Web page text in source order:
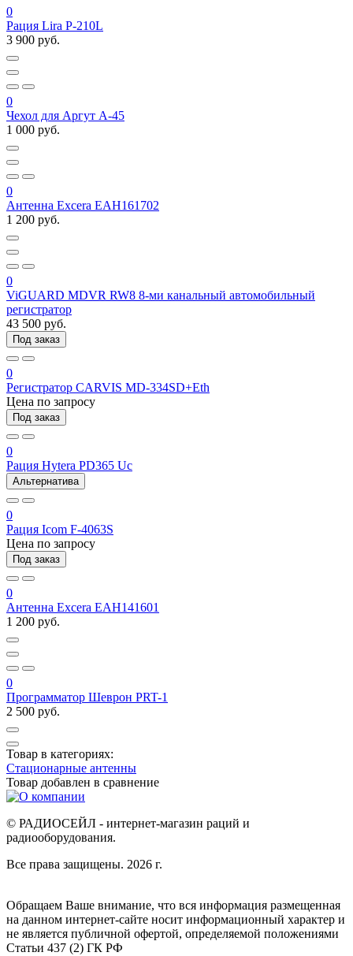
0
Рация Lira P-210L
3 900 руб.
0
Чехол для Аргут А-45
1 000 руб.
0
Антенна Excera EAH161702
1 200 руб.
0
ViGUARD MDVR RW8 8-ми канальный автомобильный
регистратор
43 500 руб.
Под заказ
0
Регистратор CARVIS MD-334SD+Eth
Цена по запросу
Под заказ
0
Рация Hytera PD365 Uc
Альтернатива
0
Рация Icom F-4063S
Цена по запросу
Под заказ
0
Антенна Excera EAH141601
1 200 руб.
0
Программатор Шеврон PRT-1
2 500 руб.
Товар в категориях:
Стационарные антенны
Товар добавлен в сравнение
© РАДИОСЕЙЛ - интернет-магазин раций и
радиооборудования.
Все права защищены. 2026 г.
Обращаем Ваше внимание, что вся информация размещенная
на данном интернет-сайте носит информационный характер и
не является публичной офертой, определяемой положениями
Статьи 437 (2) ГК РФ